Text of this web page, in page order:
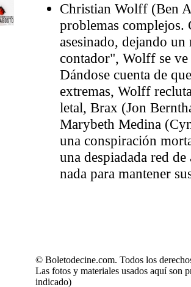
Christian Wolff (Ben
problemas complejos.
asesinado, dejando
contador", Wolff se
Dándose cuenta de
extremas, Wolff
letal, Brax (Jon
Marybeth Medina
una conspiración
una despiadada red
nada para mantener
© Boletodecine.com. Todos los
Las fotos y materiales usados aquí son
indicado)